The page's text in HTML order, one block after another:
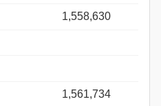
1,558,630
1,561,734